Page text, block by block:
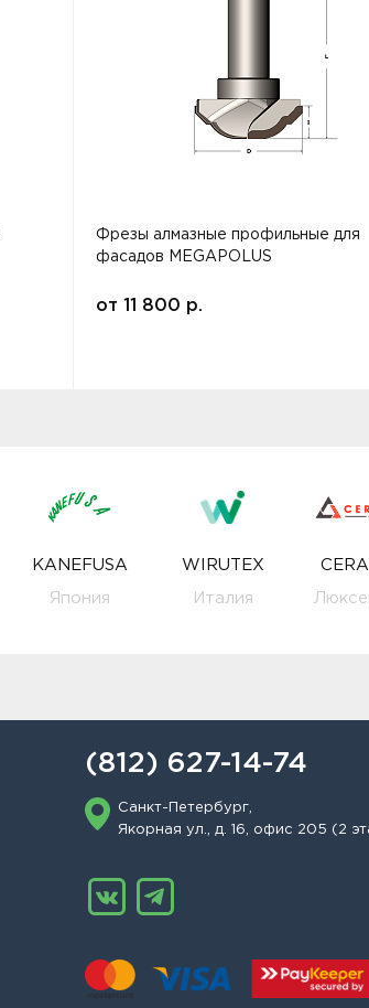
Фрезы алмазные профильные для
фасадов MEGAPOLUS
от 11 800 р.
KANEFUSA
Япония
WIRUTEX
Италия
(812) 627-14-74
Санкт-Петербург,
Якорная ул., д. 16, офис 205 (2